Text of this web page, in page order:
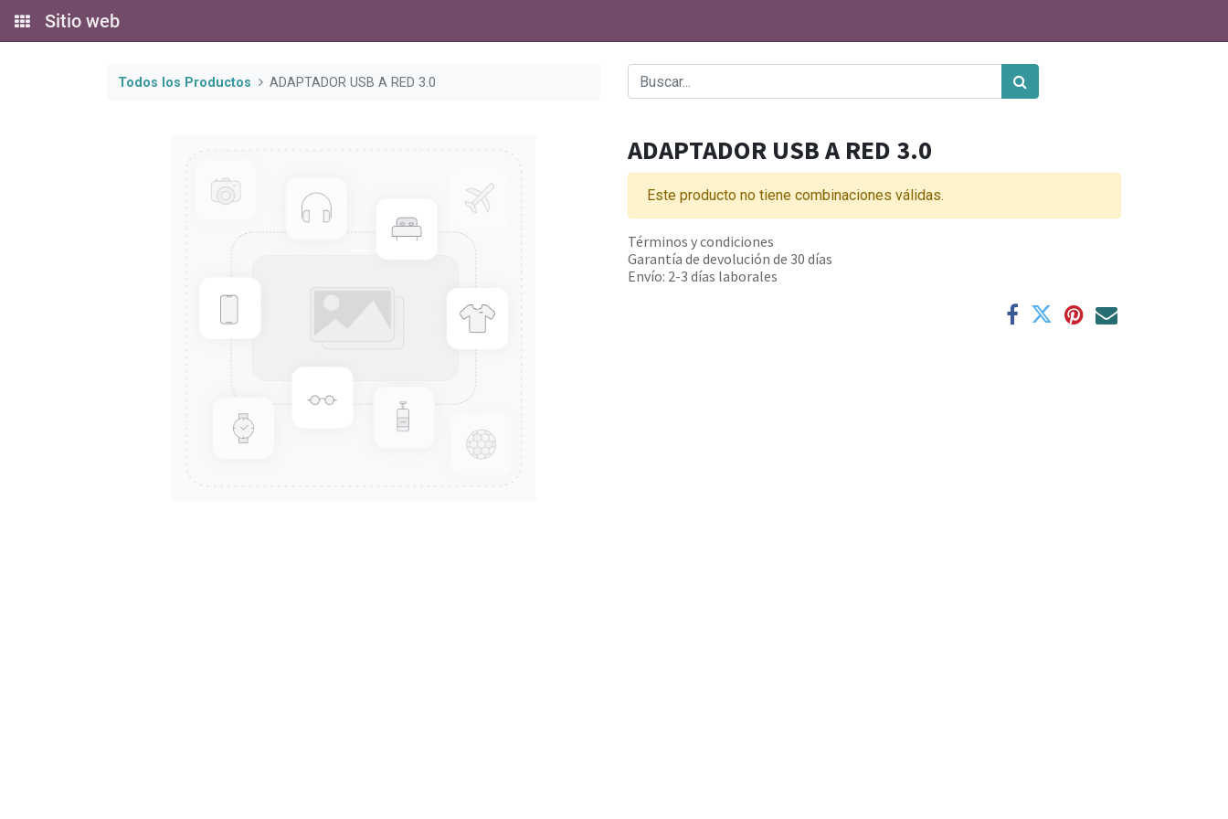
Sitio web
Todos los Productos ADAPTADOR USB A RED 3.0
ADAPTADOR USB A RED 3.0
Este producto no tiene combinaciones válidas.
Términos y condiciones
Garantía de devolución de 30 días
Envío: 2-3 días laborales